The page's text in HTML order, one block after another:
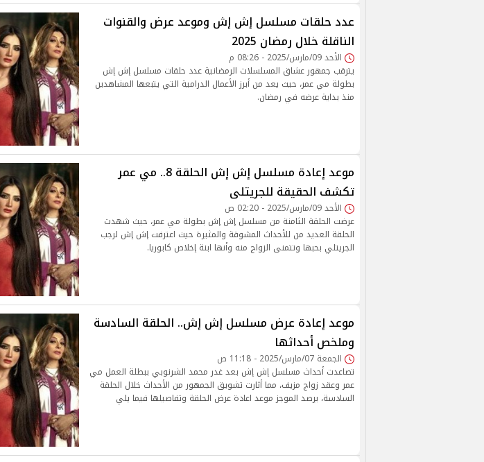
عدد حلقات مسلسل إش إش وموعد عرض والقنوات
الناقلة خلال رمضان 2025
الأحد 09/مارس/2025 - 08:26 م
يترقب جمهور عشاق المسلسلات الرمضانية عدد حلقات مسلسل إش إش
بطولة مي عمر، حيث يعد من أبرز الأعمال الدرامية التي يتبعها المشاهدين
منذ بداية عرضه في رمضان.
موعد إعادة مسلسل إش إش الحلقة 8.. مي عمر
تكشف الحقيقة للجريتلى
الأحد 09/مارس/2025 - 02:20 ص
عرضت الحلقة الثامنة من مسلسل إش إش بطولة مي عمر، حيث شهدت
الحلقة العديد من للأحداث المشوقة والمثيرة حيث اعترفت إش إش لرجب
الجريتلي بحبها وتتمنى الزواج منه وأنها ابنة إخلاص كابوريا.
موعد إعادة عرض مسلسل إش إش.. الحلقة السادسة
وملخص أحداثها
الجمعة 07/مارس/2025 - 11:18 ص
تصاعدت أحداث مسلسل إش إش بعد غدر محمد الشرنوبي ببطلة العمل مي
عمر وعقد زواج مزيف، مما أثارت تشويق الجمهور من الأحداث خلال الحلقة
السادسة، يرصد الموجز موعد اعادة عرض الحلقة وتفاصيلها فيما يلي